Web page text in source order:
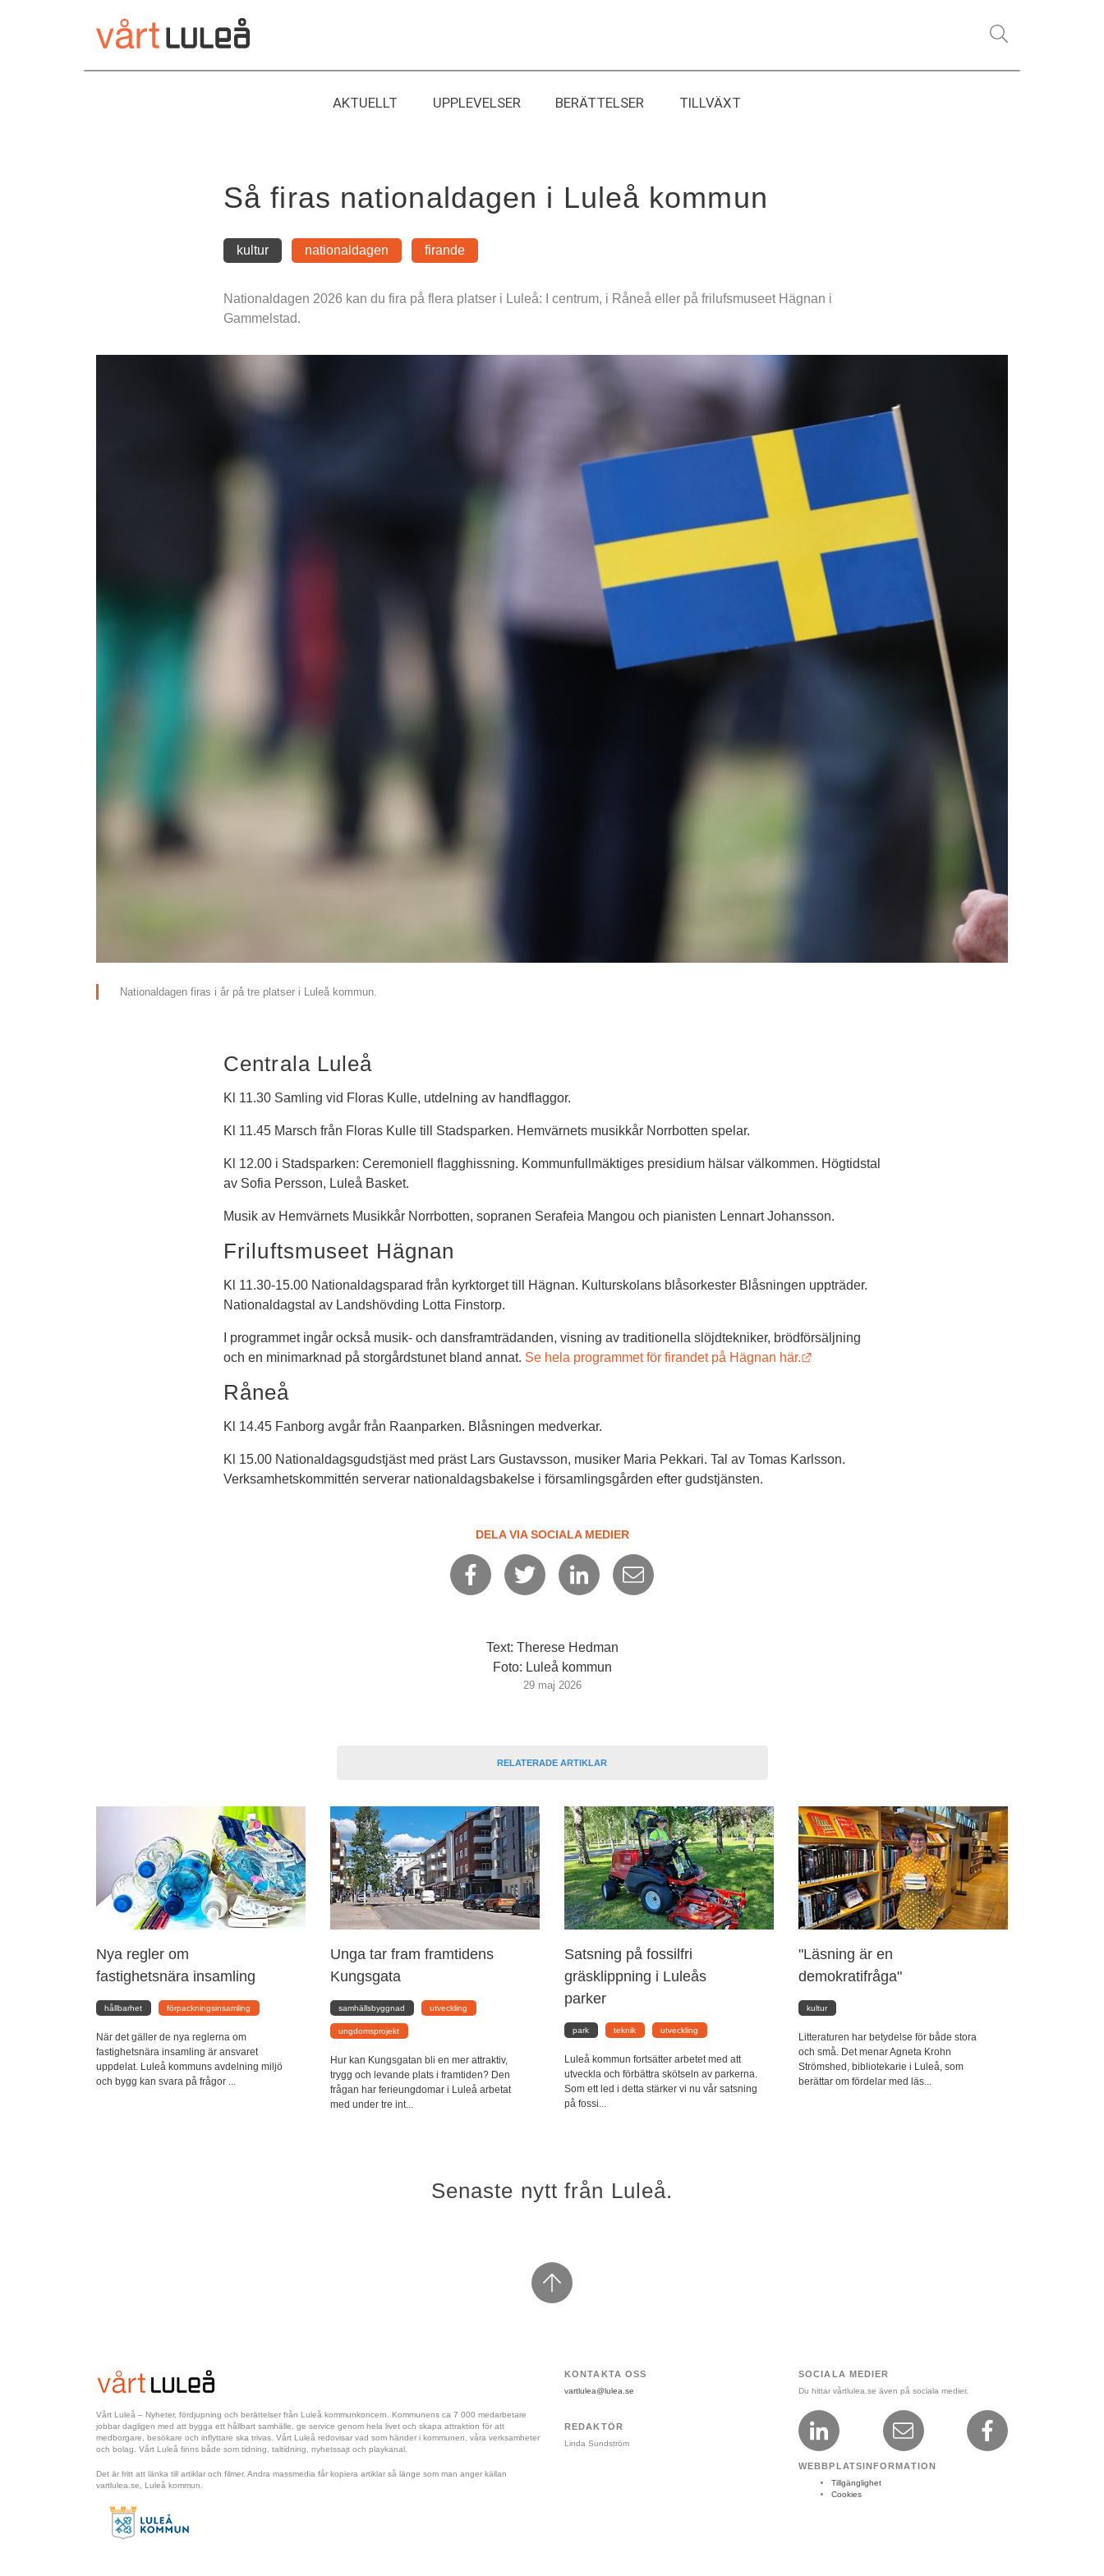
AKTUELLT UPPLEVELSER BERÄTTELSER TILLVÄXT
Så firas nationaldagen i Luleå kommun
kultur nationaldagen firande
Nationaldagen 2026 kan du fira på flera platser i Luleå: I centrum, i Råneå eller på frilufsmuseet Hägnan i
Gammelstad.
Nationaldagen firas i år på tre platser i Luleå kommun.
Centrala Luleå
Kl 11.30 Samling vid Floras Kulle, utdelning av handflaggor.
Kl 11.45 Marsch från Floras Kulle till Stadsparken. Hemvärnets musikkår Norrbotten spelar.
Kl 12.00 i Stadsparken: Ceremoniell flagghissning. Kommunfullmäktiges presidium hälsar välkommen. Högtidstal
av Sofia Persson, Luleå Basket.
Musik av Hemvärnets Musikkår Norrbotten, sopranen Serafeia Mangou och pianisten Lennart Johansson.
Friluftsmuseet Hägnan
Kl 11.30-15.00 Nationaldagsparad från kyrktorget till Hägnan. Kulturskolans blåsorkester Blåsningen uppträder.
Nationaldagstal av Landshövding Lotta Finstorp.
I programmet ingår också musik- och dansframträdanden, visning av traditionella slöjdtekniker, brödförsäljning
och en minimarknad på storgårdstunet bland annat. Se hela programmet för firandet på Hägnan här.
Råneå
Kl 14.45 Fanborg avgår från Raanparken. Blåsningen medverkar.
Kl 15.00 Nationaldagsgudstjäst med präst Lars Gustavsson, musiker Maria Pekkari. Tal av Tomas Karlsson.
Verksamhetskommittén serverar nationaldagsbakelse i församlingsgården efter gudstjänsten.
DELA VIA SOCIALA MEDIER
Text: Therese Hedman
Foto: Luleå kommun
29 maj 2026
RELATERADE ARTIKLAR
Nya regler om
fastighetsnära insamling
hållbarhet förpackningsinsamling
När det gäller de nya reglerna om
fastighetsnära insamling är ansvaret
uppdelat. Luleå kommuns avdelning miljö
och bygg kan svara på frågor ...
Unga tar fram framtidens
Kungsgata
samhällsbyggnad utveckling
ungdomsprojekt
Hur kan Kungsgatan bli en mer attraktiv,
trygg och levande plats i framtiden? Den
frågan har ferieungdomar i Luleå arbetat
med under tre int...
Satsning på fossilfri
gräsklippning i Luleås
parker
park teknik utveckling
Luleå kommun fortsätter arbetet med att
utveckla och förbättra skötseln av parkerna.
Som ett led i detta stärker vi nu vår satsning
på fossi...
"Läsning är en
demokratifråga"
kultur
Litteraturen har betydelse för både stora
och små. Det menar Agneta Krohn
Strömshed, bibliotekarie i Luleå, som
berättar om fördelar med läs...
Senaste nytt från Luleå.
Vårt Luleå – Nyheter, fördjupning och berättelser från Luleå kommunkoncern. Kommunens ca 7 000 medarbetare
jobbar dagligen med att bygga ett hållbart samhälle, ge service genom hela livet och skapa attraktion för att
medborgare, besökare och inflyttare ska trivas. Vårt Luleå redovisar vad som händer i kommunen, våra verksamheter
och bolag. Vårt Luleå finns både som tidning, taltidning, nyhetssajt och playkanal.
Det är fritt att länka till artiklar och filmer. Andra massmedia får kopiera artiklar så länge som man anger källan
vartlulea.se, Luleå kommun.
KONTAKTA OSS
vartlulea@lulea.se
REDAKTÖR
Linda Sundström
SOCIALA MEDIER
Du hittar vårtlulea.se även på sociala medier.
WEBBPLATSINFORMATION
Tillgänglighet
Cookies